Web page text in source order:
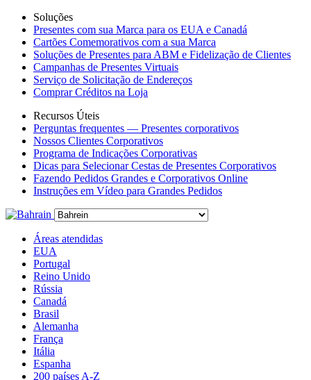
Soluções
Presentes com sua Marca para os EUA e Canadá
Cartões Comemorativos com a sua Marca
Soluções de Presentes para ABM e Fidelização de Clientes
Campanhas de Presentes Virtuais
Serviço de Solicitação de Endereços
Comprar Créditos na Loja
Recursos Úteis
Perguntas frequentes — Presentes corporativos
Nossos Clientes Corporativos
Programa de Indicações Corporativas
Dicas para Selecionar Cestas de Presentes Corporativos
Fazendo Pedidos Grandes e Corporativos Online
Instruções em Vídeo para Grandes Pedidos
Áreas atendidas
EUA
Portugal
Reino Unido
Rússia
Canadá
Brasil
Alemanha
França
Itália
Espanha
200 países A-Z